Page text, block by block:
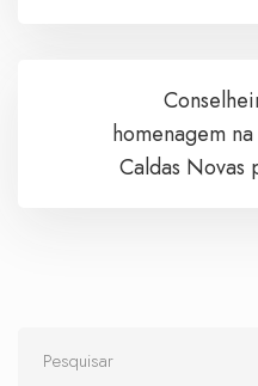
homenagem
Caldas